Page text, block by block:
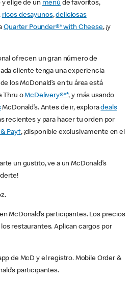
y elige de un menú de favoritos,
ricos desayunos,deliciosas
Quarter Pounder®* with Cheese, ¡y
ofrecen un gran número de
cliente tenga una experiencia
los McDonald’s en tu área está
Thru oMcDelivery®**, y más usando
McDonald’s. Antes de ir, exploradeals
recientes y para hacer tu orden por
Pay†, ¡disponible exclusivamente en el
un gustito, ve a un McDonald’s
McDonald’s participantes. Los precios
restaurantes. Aplican cargos por
de McD y el registro. Mobile Order &
participantes.